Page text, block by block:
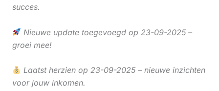
succes.
Nieuwe update toegevoegd op 23-09-2025 –
groei mee!
Laatst herzien op 23-09-2025 – nieuwe inzichten
voor jouw inkomen.